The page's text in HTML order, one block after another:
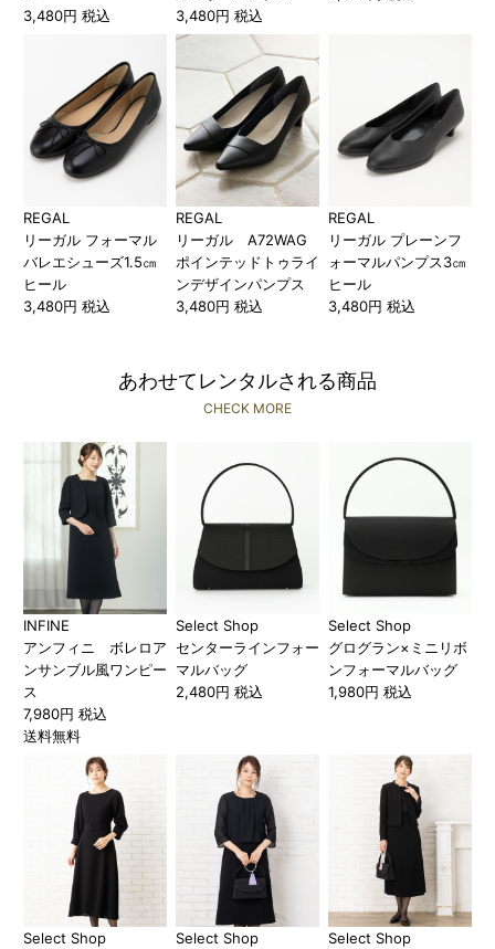
3,480円 税込
3,480円 税込
REGAL
リーガル フォーマル
バレエシューズ1.5㎝
ヒール
3,480円 税込
REGAL
リーガル A72WAG
ポインテッドトゥライ
ンデザインパンプス
3,480円 税込
REGAL
リーガル プレーンフ
ォーマルパンプス3㎝
ヒール
3,480円 税込
あわせてレンタルされる商品
CHECK MORE
INFINE
アンフィニ ボレロア
ンサンブル風ワンピー
ス
7,980円 税込
送料無料
Select Shop
センターラインフォー
マルバッグ
2,480円 税込
Select Shop
グログラン×ミニリボ
ンフォーマルバッグ
1,980円 税込
Select Shop
Select Shop
Select Shop